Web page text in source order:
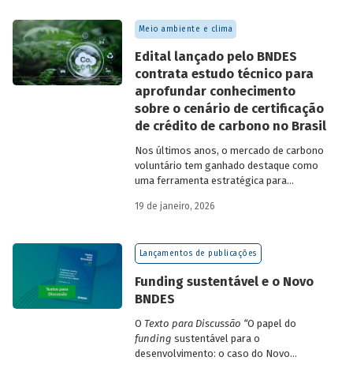
Meio ambiente e clima
Edital lançado pelo BNDES
contrata estudo técnico para
aprofundar conhecimento
sobre o cenário de certificação
de crédito de carbono no Brasil
Nos últimos anos, o mercado de carbono
voluntário tem ganhado destaque como
uma ferramenta estratégica para
de carbono e demonstrar compromisso
19 de janeiro, 2026
Lançamentos de publicações
Funding sustentável e o Novo
BNDES
O Texto para Discussão “O papel do
funding sustentável para o
desenvolvimento: o caso do Novo